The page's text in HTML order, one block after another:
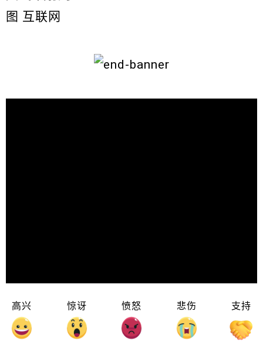
图 互联网
高兴 惊讶 愤怒 悲伤 支持